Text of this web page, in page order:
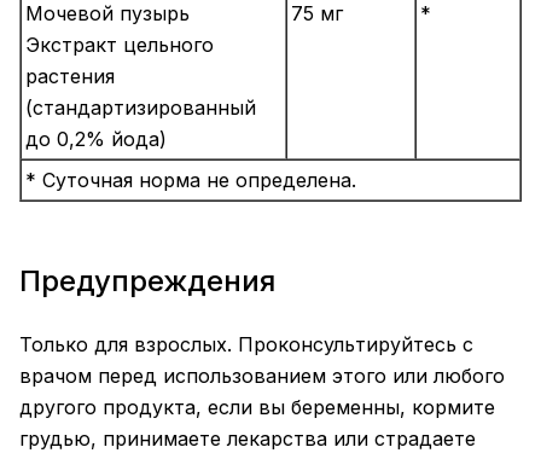
Мочевой пузырь
Экстракт цельного
растения
(стандартизированный
до 0,2% йода)
75 мг *
* Суточная норма не определена.
Предупреждения
Только для взрослых. Проконсультируйтесь с
врачом перед использованием этого или любого
другого продукта, если вы беременны, кормите
грудью, принимаете лекарства или страдаете